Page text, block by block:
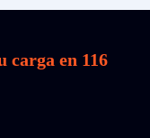
carga en 116